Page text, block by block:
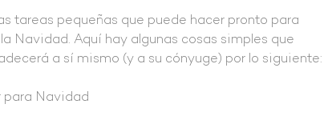
tareas pequeñas que puede hacer pronto para
Navidad. Aquí hay algunas cosas simples que
a sí mismo (y a su cónyuge) por lo siguiente:
para Navidad